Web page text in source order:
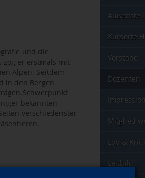
und die
zog er erstmals mit
Alpen. Seitdem
in den Bergen
bekannten
verschiedenster
Kursorte
Vorstand
Dozenten
Mitglied
Lob &
Leitbild